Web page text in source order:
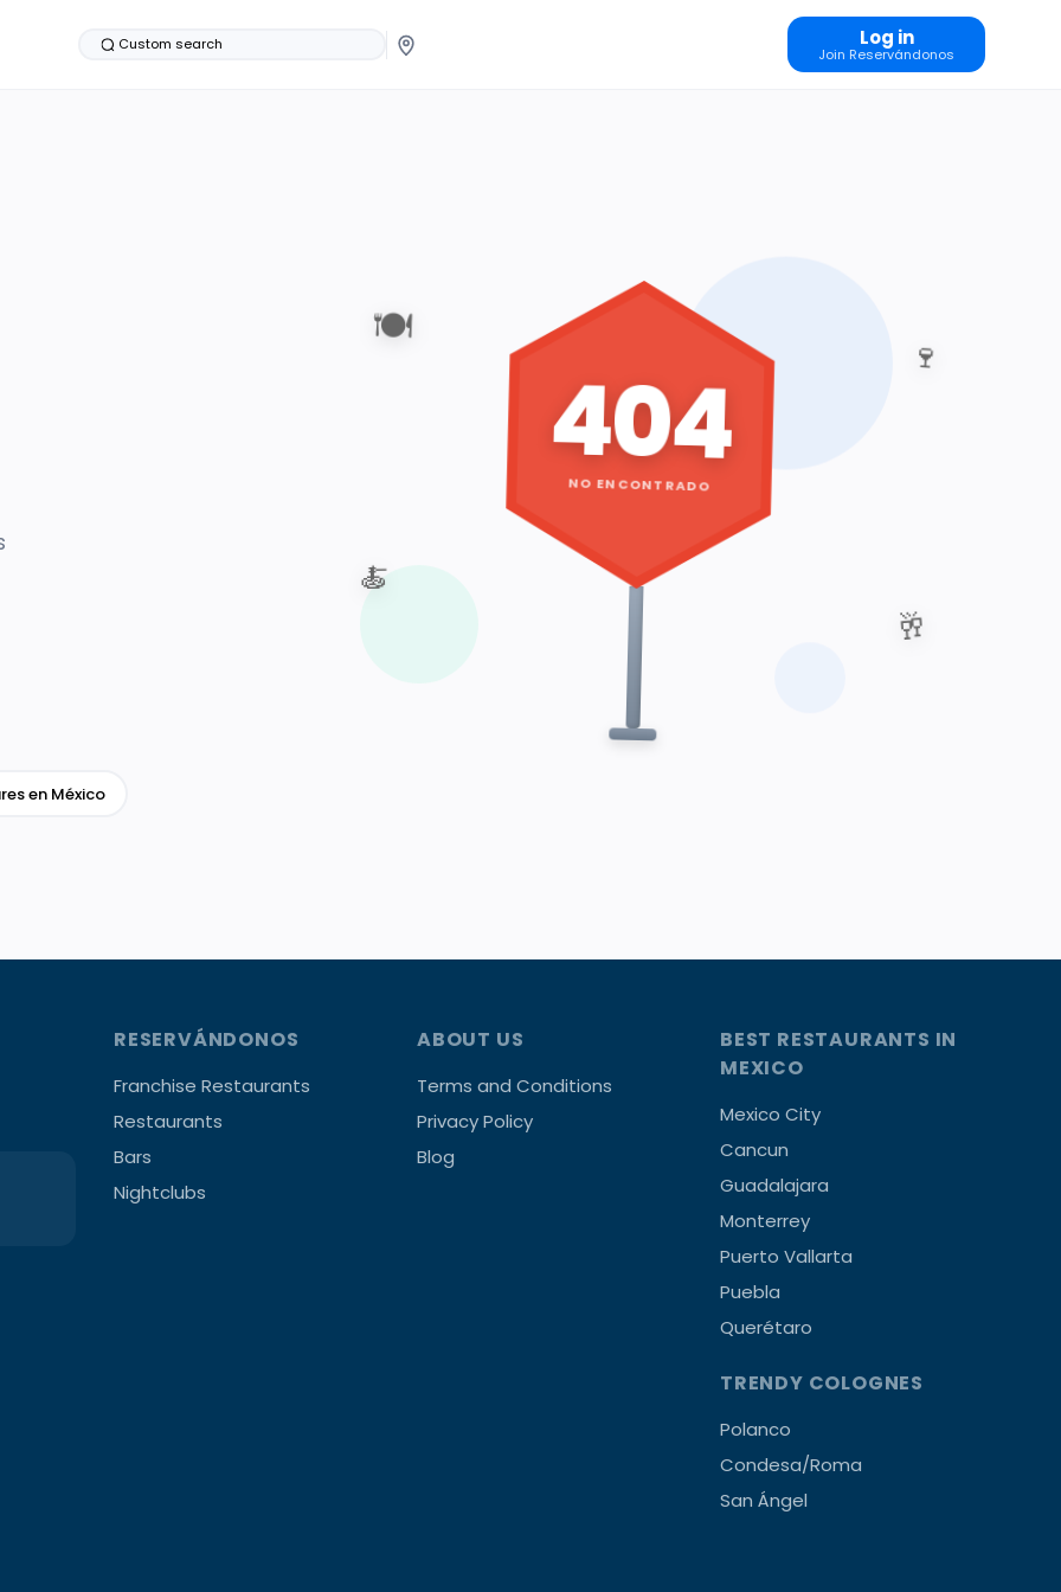
Custom search Log in
Join Reservándonos
en México
🍽️
🍷
🥂
🍝
404
NO ENCONTRADO
RESERVÁNDONOS
Franchise Restaurants
Restaurants
Bars
Nightclubs
ABOUT US
Terms and Conditions
Privacy Policy
Blog
BEST RESTAURANTS IN
MEXICO
Mexico City
Cancun
Guadalajara
Monterrey
Puerto Vallarta
Puebla
Querétaro
TRENDY COLOGNES
Polanco
Condesa/Roma
San Ángel